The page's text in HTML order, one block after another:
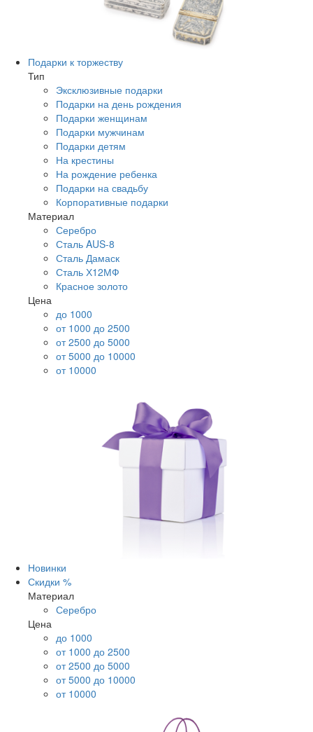
Подарки к торжеству
Тип
Эксклюзивные подарки
Подарки на день рождения
Подарки женщинам
Подарки мужчинам
Подарки детям
На крестины
На рождение ребенка
Подарки на свадьбу
Корпоративные подарки
Материал
Серебро
Сталь AUS-8
Сталь Дамаск
Сталь Х12МФ
Красное золото
Цена
до 1000
от 1000 до 2500
от 2500 до 5000
от 5000 до 10000
от 10000
Новинки
Скидки %
Материал
Серебро
Цена
до 1000
от 1000 до 2500
от 2500 до 5000
от 5000 до 10000
от 10000